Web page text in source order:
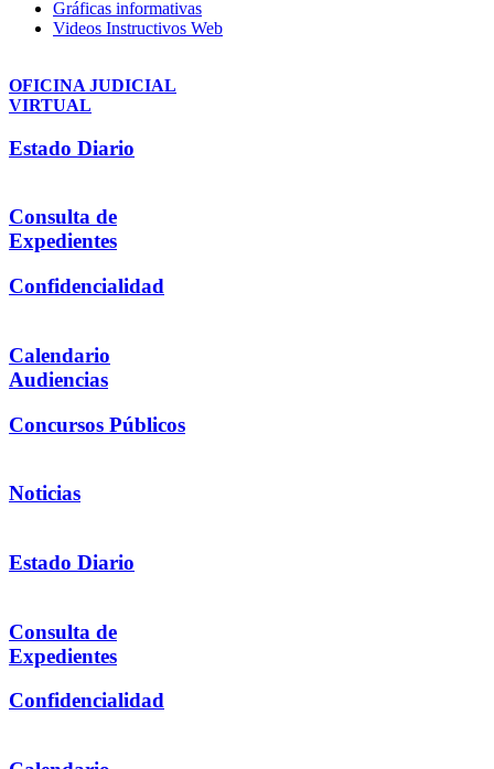
Gráficas informativas
Videos Instructivos Web
OFICINA JUDICIAL
VIRTUAL
Estado Diario
Consulta de
Expedientes
Confidencialidad
Calendario
Audiencias
Concursos Públicos
Noticias
Estado Diario
Consulta de
Expedientes
Confidencialidad